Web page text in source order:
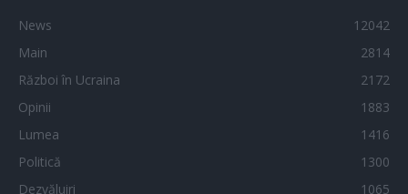
News
12042
Main
2814
Război în Ucraina
2172
Opinii
1883
Lumea
1416
Politică
1300
Dezvăluiri
1065